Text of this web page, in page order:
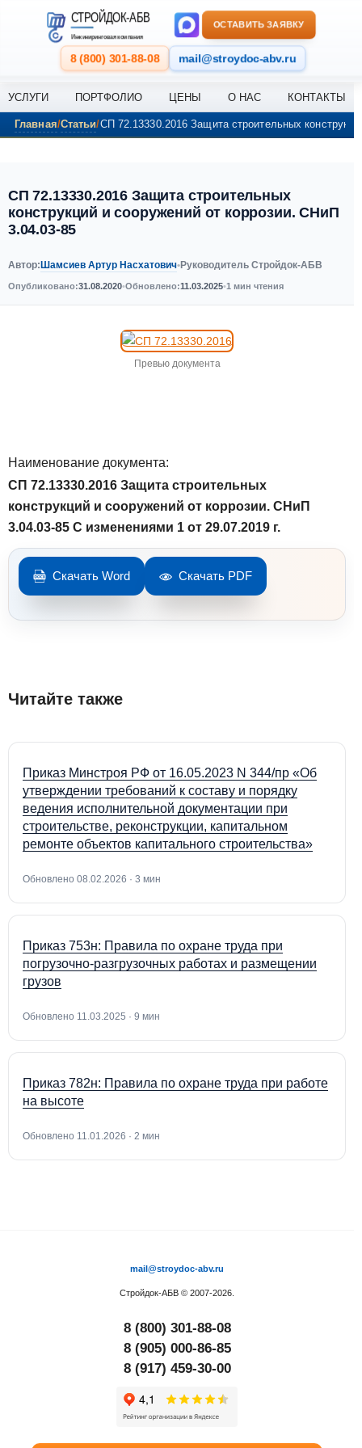
Перейти к содержанию
СТРОЙДОК-АБВ
Инжиниринговая компания
8 (800) 301-88-08 mail@stroydoc-abv.ru
ОСТАВИТЬ ЗАЯВКУ
УСЛУГИ ПОРТФОЛИО ЦЕНЫ О НАС КОНТАКТЫ
Главная Статьи СП 72.13330.2016 Защита строительных
СП 72.13330.2016 Защита строительных
конструкций и сооружений от коррозии. СНиП
3.04.03-85
Автор:Шамсиев Артур Насхатович•Руководитель Стройдок-АБВ
Опубликовано:31.08.2020•Обновлено:11.03.2025•1 мин чтения
Превью документа
Наименование документа:
СП 72.13330.2016 Защита строительных
конструкций и сооружений от коррозии. СНиП
3.04.03-85 С изменениями 1 от 29.07.2019 г.
Скачать Word Скачать PDF
Читайте также
Приказ Минстроя РФ от 16.05.2023 N 344/пр «Об
утверждении требований к составу и порядку
ведения исполнительной документации при
строительстве, реконструкции, капитальном
ремонте объектов капитального строительства»
Обновлено 08.02.2026 · 3 мин
Приказ 753н: Правила по охране труда при
погрузочно-разгрузочных работах и размещении
грузов
Обновлено 11.03.2025 · 9 мин
Приказ 782н: Правила по охране труда при работе
на высоте
Обновлено 11.01.2026 · 2 мин
mail@stroydoc-abv.ru
Стройдок-АБВ © 2007-2026.
8 (800) 301-88-08
8 (905) 000-86-85
8 (917) 459-30-00